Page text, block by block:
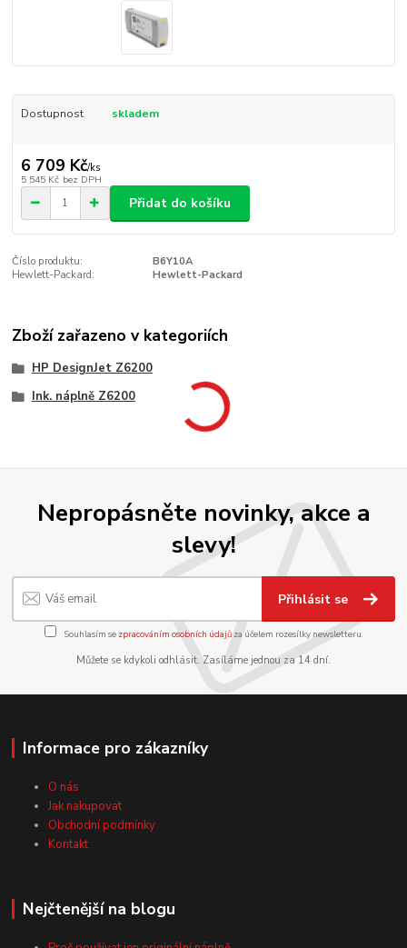
Dostupnost skladem
6 709 Kč/ks
5 545 Kč bez DPH
Přidat do košíku
Číslo produktu:
B6Y10A
Hewlett-Packard:
Hewlett-Packard
Zboží zařazeno v kategoriích
HP DesignJet Z6200
Ink. náplně Z6200
Nepropásněte novinky, akce a
slevy!
Přihlásit se
Souhlasím se zpracováním osobních údajůza účelem rozesílky newsletteru.
Můžete se kdykoli odhlásit. Zasíláme jednou za 14 dní.
Informace pro zákazníky
O nás
Jak nakupovat
Obchodní podmínky
Kontakt
Nejčtenější na blogu